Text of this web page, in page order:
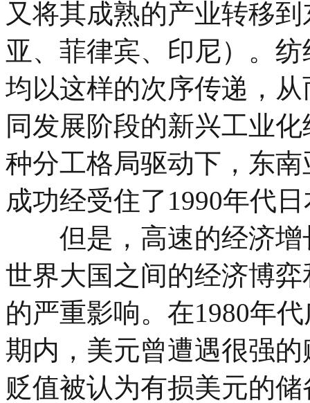
又将其成熟的产业转移
亚、菲律宾、印尼）。
均以这样的次序传递，
同发展阶段的新兴工业
种分工格局驱动下，东
成功经受住了1990年代
但是，高速的经济增
世界大国之间的经济博
的严重影响。在1980年
期内，美元曾遭遇很强
贬值被认为有损美元的